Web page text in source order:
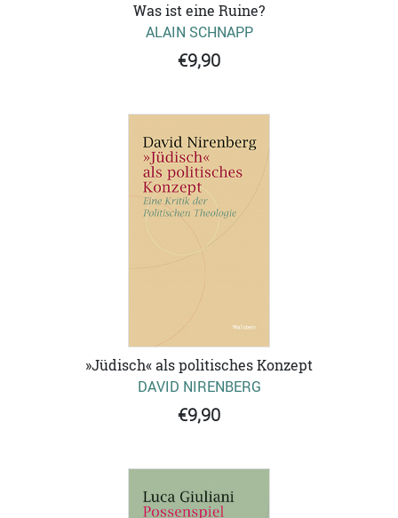
Was ist eine Ruine?
ALAIN SCHNAPP
€9,90
»Jüdisch« als politisches Konzept
DAVID NIRENBERG
€9,90